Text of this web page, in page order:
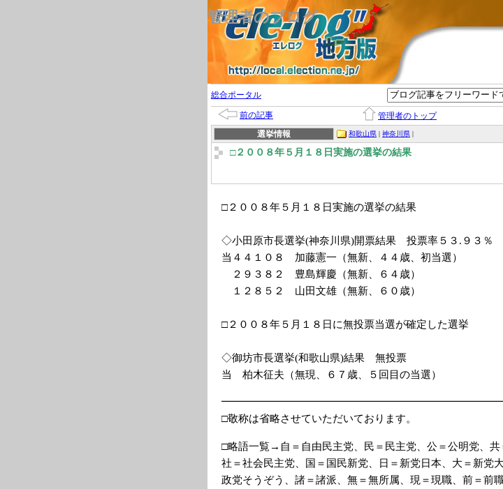
管理者のブログ
総合ポータル
前の記事 管理者のトップ
選挙情報
和歌山県 | 神奈川県 |
□２００８年５月１８日実施の選挙の結果
□２００８年５月１８日実施の選挙の結果
◇小田原市長選挙(神奈川県)開票結果 投票率５３.９３％
当４４１０８ 加藤憲一（無新、４４歳、初当選）
２９３８２ 豊島輝慶（無新、６４歳）
１２８５２ 山田文雄（無新、６０歳）
□２００８年５月１８日に無投票当選が確定した選挙
◇御坊市長選挙(和歌山県)結果 無投票
当 柏木征夫（無現、６７歳、５回目の当選）
□敬称は省略させていただいております。
□略語一覧→自＝自由民主党、民＝民主党、公＝公明党、共
社＝社会民主党、国＝国民新党、日＝新党日本、大＝新党
政党そうぞう、諸＝諸派、無＝無所属、現＝現職、前＝前